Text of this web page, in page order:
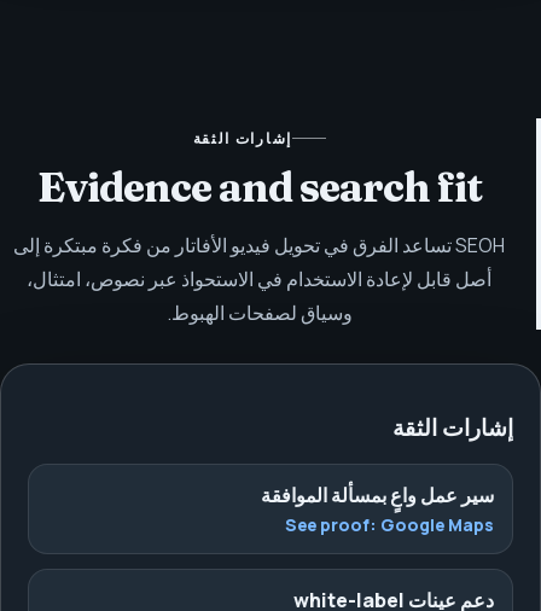
إشارات الثقة
Evidence and search fit
SEOH تساعد الفرق في تحويل فيديو الأفاتار من فكرة مبتكرة إلى
أصل قابل لإعادة الاستخدام في الاستحواذ عبر نصوص، امتثال،
وسياق لصفحات الهبوط.
إشارات الثقة
سير عمل واعٍ بمسألة الموافقة
See proof: Google Maps
دعم عينات white-label